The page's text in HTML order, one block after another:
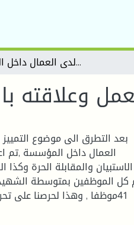
التمييز في العمل وعلاقته بالسلوكيات السلبية لدى العمال داخل المؤسسة
وعلاقته
بعد التطرق الى موضوع
العمال داخل المؤسسة ,تم
الاستبيان والمقابلة الحرة
الموظفين بمتوسطة
41موظفا , وهذا لحرصنا على